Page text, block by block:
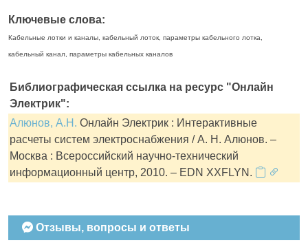
Ключевые слова:
Кабельные лотки и каналы, кабельный лоток, параметры кабельного лотка,
кабельный канал, параметры кабельных каналов
Библиографическая ссылка на ресурс "Онлайн
Электрик":
Алюнов, А.Н. Онлайн Электрик : Интерактивные
расчеты систем электроснабжения / А. Н. Алюнов. –
Москва : Всероссийский научно-технический
информационный центр, 2010. – EDN XXFLYN.
Отзывы, вопросы и ответы